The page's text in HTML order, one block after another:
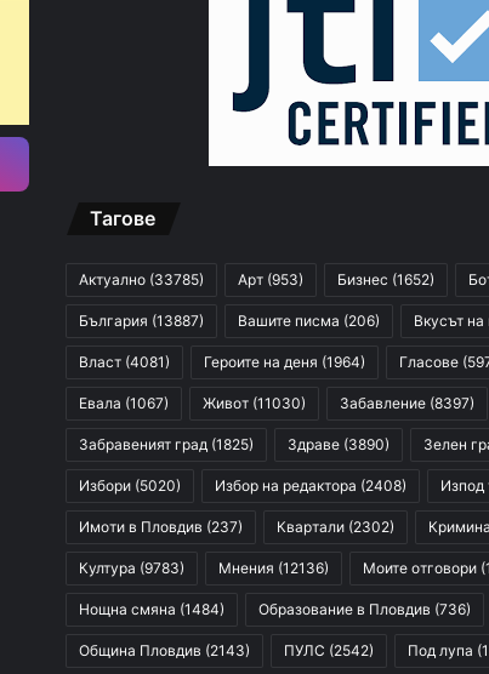
Тагове
Актуално (33785) Арт (953) Бизнес (1652)
България (13887) Вашите писма (206) Вкусът на
Власт (4081) Героите на деня (1964) Гласове
Евала (1067) Живот (11030) Забавление (8397)
Забравеният град (1825) Здраве (3890) Зелен
Избори (5020) Избор на редактора (2408) Изпод
Имоти в Пловдив (237) Квартали (2302)
Култура (9783) Мнения (12136) Моите отговори
Нощна смяна (1484) Образование в Пловдив (736)
Община Пловдив (2143) ПУЛС (2542) Под лупа